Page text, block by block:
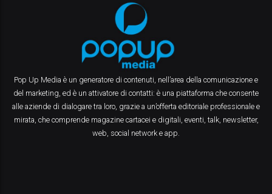
Pop Up Media è un generatore di contenuti, nell’area della comunicazione e
del marketing, ed è un attivatore di contatti: è una piattaforma che consente
alle aziende di dialogare tra loro, grazie a un’offerta editoriale professionale e
mirata, che comprende magazine cartacei e digitali, eventi, talk, newsletter,
web, social network e app.